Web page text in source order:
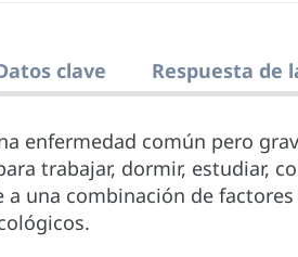
clave Respuesta de
enfermedad común pero
trabajar, dormir, estudiar,
a una combinación de